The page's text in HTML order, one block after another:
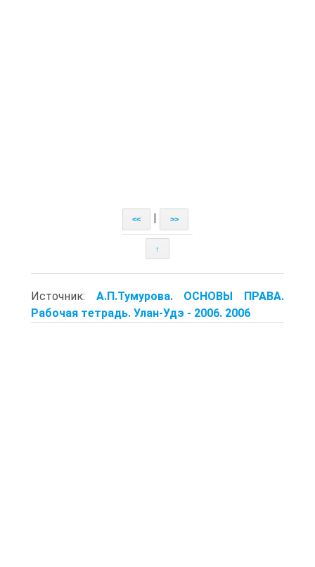
<< >>
↑
Источник: А.П.Тумурова. ОСНОВЫ ПРАВА.
Рабочая тетрадь. Улан-Удэ - 2006. 2006